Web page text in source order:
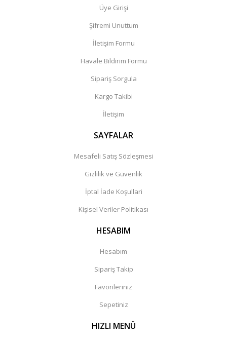
Üye Girişi
Şifremi Unuttum
İletişim Formu
Havale Bildirim Formu
Sipariş Sorgula
Kargo Takibi
İletişim
SAYFALAR
Mesafeli Satış Sözleşmesi
Gizlilik ve Güvenlik
İptal İade Koşullari
Kişisel Veriler Politikası
HESABIM
Hesabım
Sipariş Takip
Favorileriniz
Sepetiniz
HIZLI MENÜ